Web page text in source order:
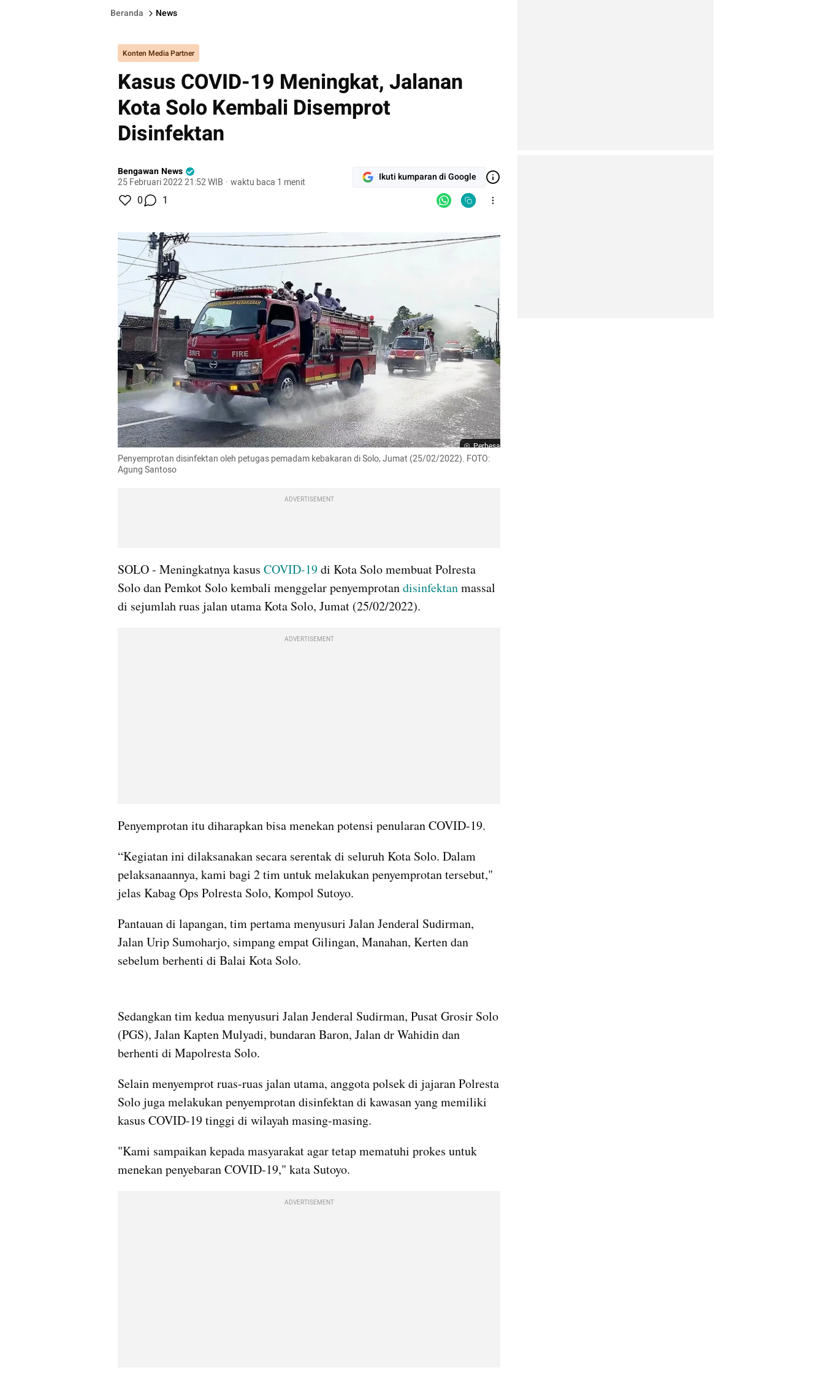
Beranda News
Konten Media Partner
Kasus COVID-19 Meningkat, Jalanan
Kota Solo Kembali Disemprot
Disinfektan
Bengawan News
25 Februari 2022 21:52 WIB · waktu baca 1 menit Ikuti kumparan di Google
0 1
Perbesar
Penyemprotan disinfektan oleh petugas pemadam kebakaran di Solo, Jumat (25/02/2022). FOTO:
Agung Santoso
ADVERTISEMENT
SOLO - Meningkatnya kasus COVID-19 di Kota Solo membuat Polresta
Solo dan Pemkot Solo kembali menggelar penyemprotan disinfektan massal
di sejumlah ruas jalan utama Kota Solo, Jumat (25/02/2022).
ADVERTISEMENT
Penyemprotan itu diharapkan bisa menekan potensi penularan COVID-19.
“Kegiatan ini dilaksanakan secara serentak di seluruh Kota Solo. Dalam
pelaksanaannya, kami bagi 2 tim untuk melakukan penyemprotan tersebut,"
jelas Kabag Ops Polresta Solo, Kompol Sutoyo.
Pantauan di lapangan, tim pertama menyusuri Jalan Jenderal Sudirman,
Jalan Urip Sumoharjo, simpang empat Gilingan, Manahan, Kerten dan
sebelum berhenti di Balai Kota Solo.
Sedangkan tim kedua menyusuri Jalan Jenderal Sudirman, Pusat Grosir Solo
(PGS), Jalan Kapten Mulyadi, bundaran Baron, Jalan dr Wahidin dan
berhenti di Mapolresta Solo.
Selain menyemprot ruas-ruas jalan utama, anggota polsek di jajaran Polresta
Solo juga melakukan penyemprotan disinfektan di kawasan yang memiliki
kasus COVID-19 tinggi di wilayah masing-masing.
"Kami sampaikan kepada masyarakat agar tetap mematuhi prokes untuk
menekan penyebaran COVID-19," kata Sutoyo.
ADVERTISEMENT